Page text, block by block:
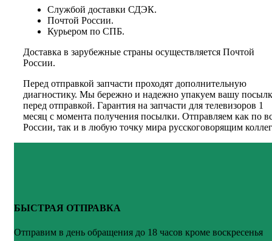
Службой доставки СДЭК.
Почтой России.
Курьером по СПБ.
Доставка в зарубежные страны осуществляется Почтой
России.
Перед отправкой запчасти проходят дополнительную
диагностику. Мы бережно и надежно упакуем вашу
перед отправкой. Гарантия на запчасти для телевизоров 1
месяц с момента получения посылки. Отправляем как по
России, так и в любую точку мира русскоговорящим
БЫСТРАЯ ОТПРАВКА
Отправим в день обращения до 18 часов кроме воскресенья